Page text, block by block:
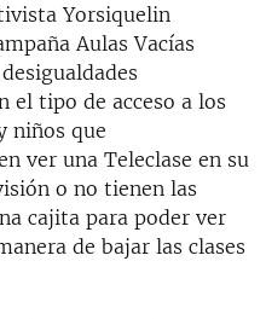
Yorsiquelin
Aulas Vacías
el tipo de acceso a los
niños que
ver una Teleclase en su
o no tienen las
cajita para poder ver
de bajar las clases